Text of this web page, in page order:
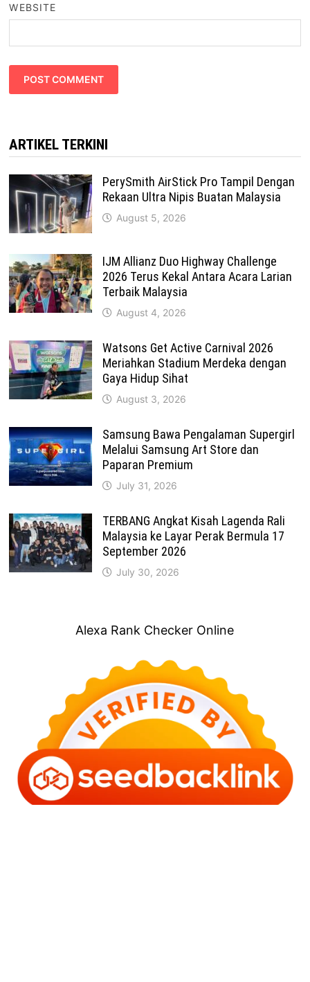
WEBSITE
ARTIKEL TERKINI
PerySmith AirStick Pro Tampil Dengan
Rekaan Ultra Nipis Buatan Malaysia
August 5, 2026
IJM Allianz Duo Highway Challenge
2026 Terus Kekal Antara Acara Larian
Terbaik Malaysia
August 4, 2026
Watsons Get Active Carnival 2026
Meriahkan Stadium Merdeka dengan
Gaya Hidup Sihat
August 3, 2026
Samsung Bawa Pengalaman Supergirl
Melalui Samsung Art Store dan
Paparan Premium
July 31, 2026
TERBANG Angkat Kisah Lagenda Rali
Malaysia ke Layar Perak Bermula 17
September 2026
July 30, 2026
Alexa Rank Checker Online